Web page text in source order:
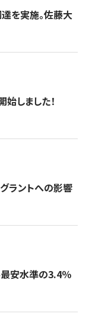
を実施。佐藤大
しました！
ラントへの影響
安水準の3.4％